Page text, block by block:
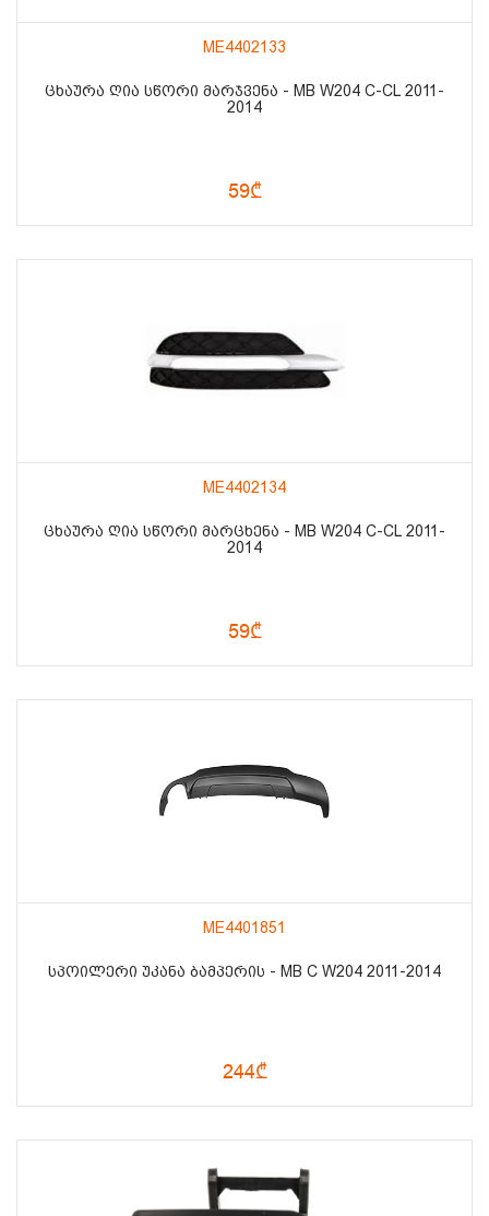
ME4402133
ᲪᲮᲐᲣᲠᲐ ᲦᲘᲐ ᲡᲬᲝᲠᲘ ᲛᲐᲠᲯᲕᲔᲜᲐ - MB W204 C-CL 2011-
2014
59₾
ME4402134
ᲪᲮᲐᲣᲠᲐ ᲦᲘᲐ ᲡᲬᲝᲠᲘ ᲛᲐᲠᲪᲮᲔᲜᲐ - MB W204 C-CL 2011-
2014
59₾
ME4401851
ᲡᲞᲝᲘᲚᲔᲠᲘ ᲣᲙᲐᲜᲐ ᲑᲐᲛᲞᲔᲠᲘᲡ - MB C W204 2011-2014
244₾